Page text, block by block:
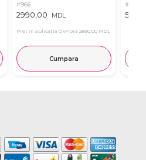
#966
2990,00 MDL
Pret in aplicatia OkFlora 2890,00 MDL
Cumpara
#11